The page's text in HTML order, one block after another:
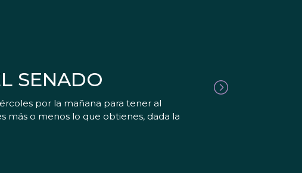
SENADO
por la mañana para tener al
más o menos lo que obtienes, dada la